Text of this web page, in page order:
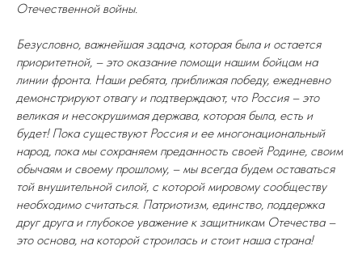
Отечественной войны.
Безусловно, важнейшая задача, которая была и остается
приоритетной, – это оказание помощи нашим бойцам на
линии фронта. Наши ребята, приближая победу, ежедневно
демонстрируют отвагу и подтверждают, что Россия – это
великая и несокрушимая держава, которая была, есть и
будет! Пока существуют Россия и ее многонациональный
народ, пока мы сохраняем преданность своей Родине, своим
обычаям и своему прошлому, – мы всегда будем оставаться
той внушительной силой, с которой мировому сообществу
необходимо считаться. Патриотизм, единство, поддержка
друг друга и глубокое уважение к защитникам Отечества –
это основа, на которой строилась и стоит наша страна!